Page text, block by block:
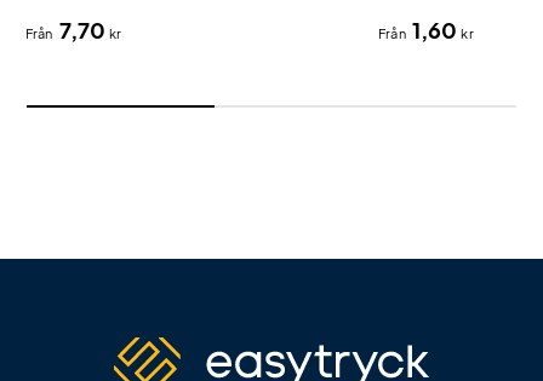
Från 7,70kr Från 1,60kr